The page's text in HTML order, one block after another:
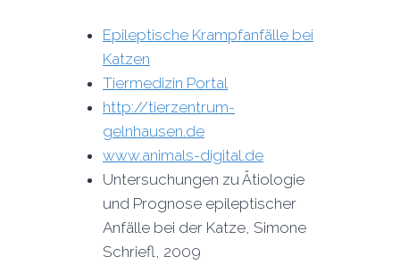
Epileptische Krampfanfälle bei
Katzen
Tiermedizin Portal
http://tierzentrum-
gelnhausen.de
www.animals-digital.de
Untersuchungen zu Ätiologie
und Prognose epileptischer
Anfälle bei der Katze, Simone
Schriefl, 2009